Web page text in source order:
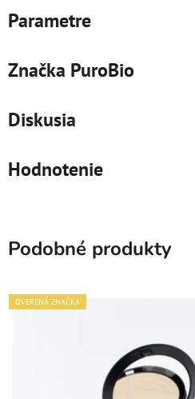
Parametre
Značka PuroBio
Diskusia
Hodnotenie
Podobné produkty
OVERENÁ ZNAČKA